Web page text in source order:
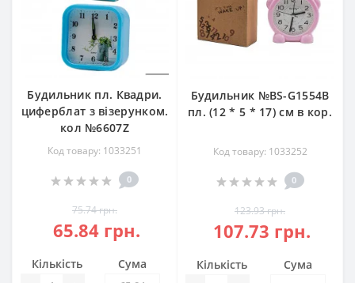
Будильник пл. Квадри.
циферблат з візерунком.
кол №6607Z
Код товару: 1033251
0
75.74 грн.
65.84 грн.
Кількість Сума
Будильник №BS-G1554B
пл. (12 * 5 * 17) см в кор.
Код товару: 1033252
0
123.93 грн.
107.73 грн.
Кількість Сума